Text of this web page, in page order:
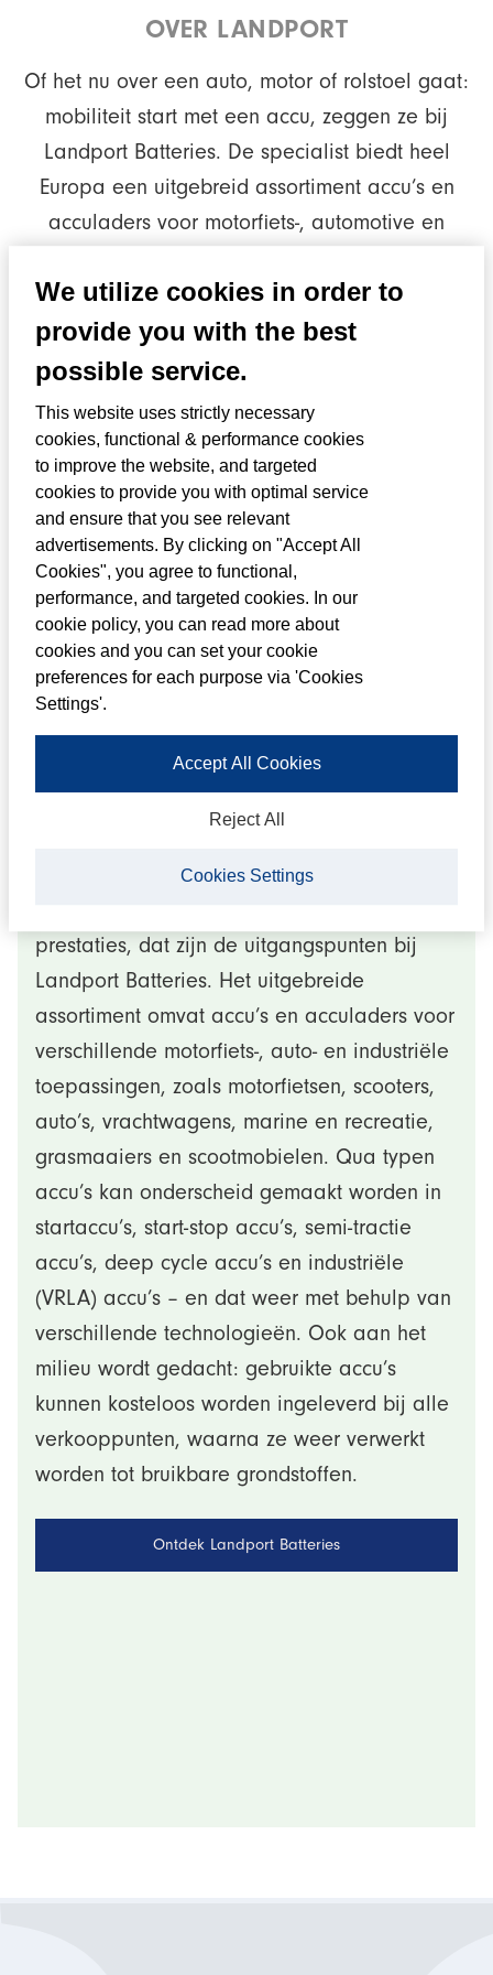
OVER LANDPORT
Of het nu over een auto, motor of rolstoel gaat:
mobiliteit start met een accu, zeggen ze bij
Landport Batteries. De specialist biedt heel
Europa een uitgebreid assortiment accu’s en
acculaders voor motorfiets-, automotive en
opgericht in 1993, is specialist in import en
distributie van accu’s. De handelsmaatschappij
bedient meer dan 35 landen in Europa met een
Verschillende merken worden aangeboden,
waaronder het eigen Landport-label. Jaarlijks
worden zo’n 1.300.000 accu’s verkocht aan
grossiers, importeurs, fabrikanten of
grootwinkelbedrijven.
prestaties, dat zijn de uitgangspunten bij
Landport Batteries. Het uitgebreide
assortiment omvat accu’s en acculaders voor
verschillende motorfiets-, auto- en industriële
toepassingen, zoals motorfietsen, scooters,
auto’s, vrachtwagens, marine en recreatie,
grasmaaiers en scootmobielen. Qua typen
accu’s kan onderscheid gemaakt worden in
startaccu’s, start-stop accu’s, semi-tractie
accu’s, deep cycle accu’s en industriële
(VRLA) accu’s – en dat weer met behulp van
verschillende technologieën. Ook aan het
milieu wordt gedacht: gebruikte accu’s
kunnen kosteloos worden ingeleverd bij alle
verkooppunten, waarna ze weer verwerkt
worden tot bruikbare grondstoffen.
Ontdek Landport Batteries
We utilize cookies in order to
provide you with the best
possible service.
This website uses strictly necessary
cookies, functional & performance cookies
to improve the website, and targeted
cookies to provide you with optimal service
and ensure that you see relevant
advertisements. By clicking on "Accept All
Cookies", you agree to functional,
performance, and targeted cookies. In our
cookie policy, you can read more about
cookies and you can set your cookie
preferences for each purpose via 'Cookies
Settings'.
Reject All
Accept All Cookies
Cookies Settings